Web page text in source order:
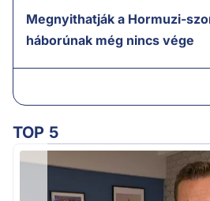
Megnyithatják a Hormuzi-
háborúnak még nincs vége
TOP 5